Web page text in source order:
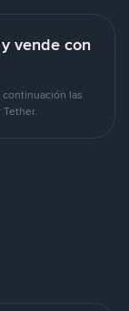
vende con
continuación las